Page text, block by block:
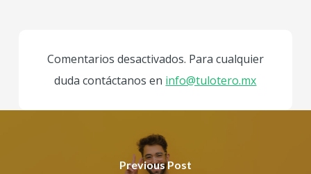
Comentarios desactivados. Para cualquier
duda contáctanos en info@tulotero.mx
Previous Post